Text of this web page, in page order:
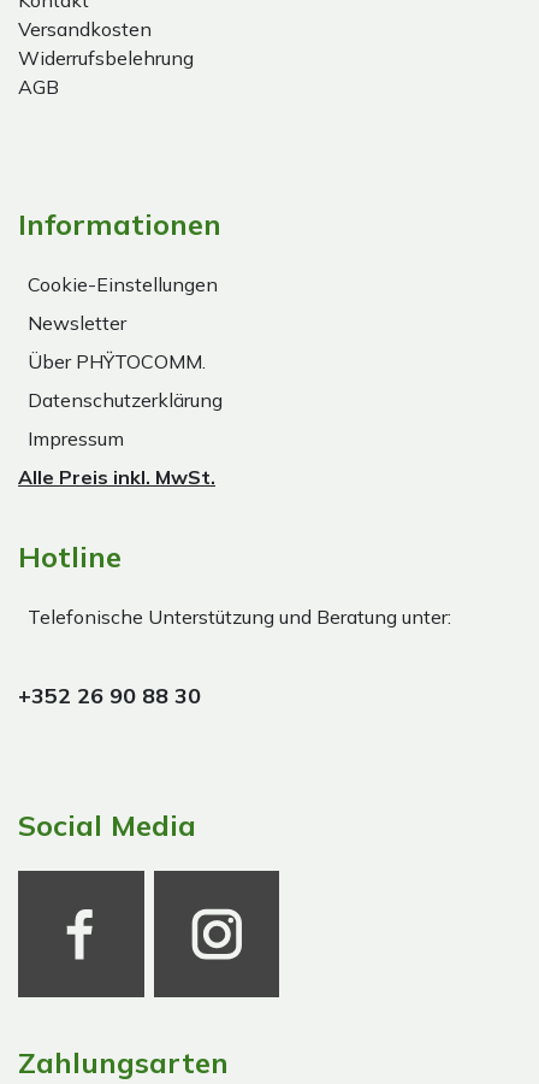
Versandkosten
Widerrufsbelehrung
AGB
Informationen
Cookie-Einstellungen
Newsletter
Über PHŸTOCOMM.
Datenschutzerklärung
Impressum
Alle Preis inkl. MwSt.
Hotline
Telefonische Unterstützung und Beratung unter:
+352 26 90 88 30
Social Media
Zahlungsarten